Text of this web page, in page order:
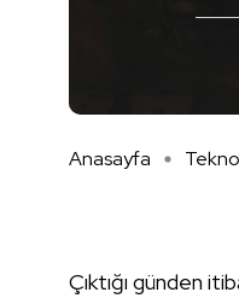
Anasayfa
Çıktığı günden